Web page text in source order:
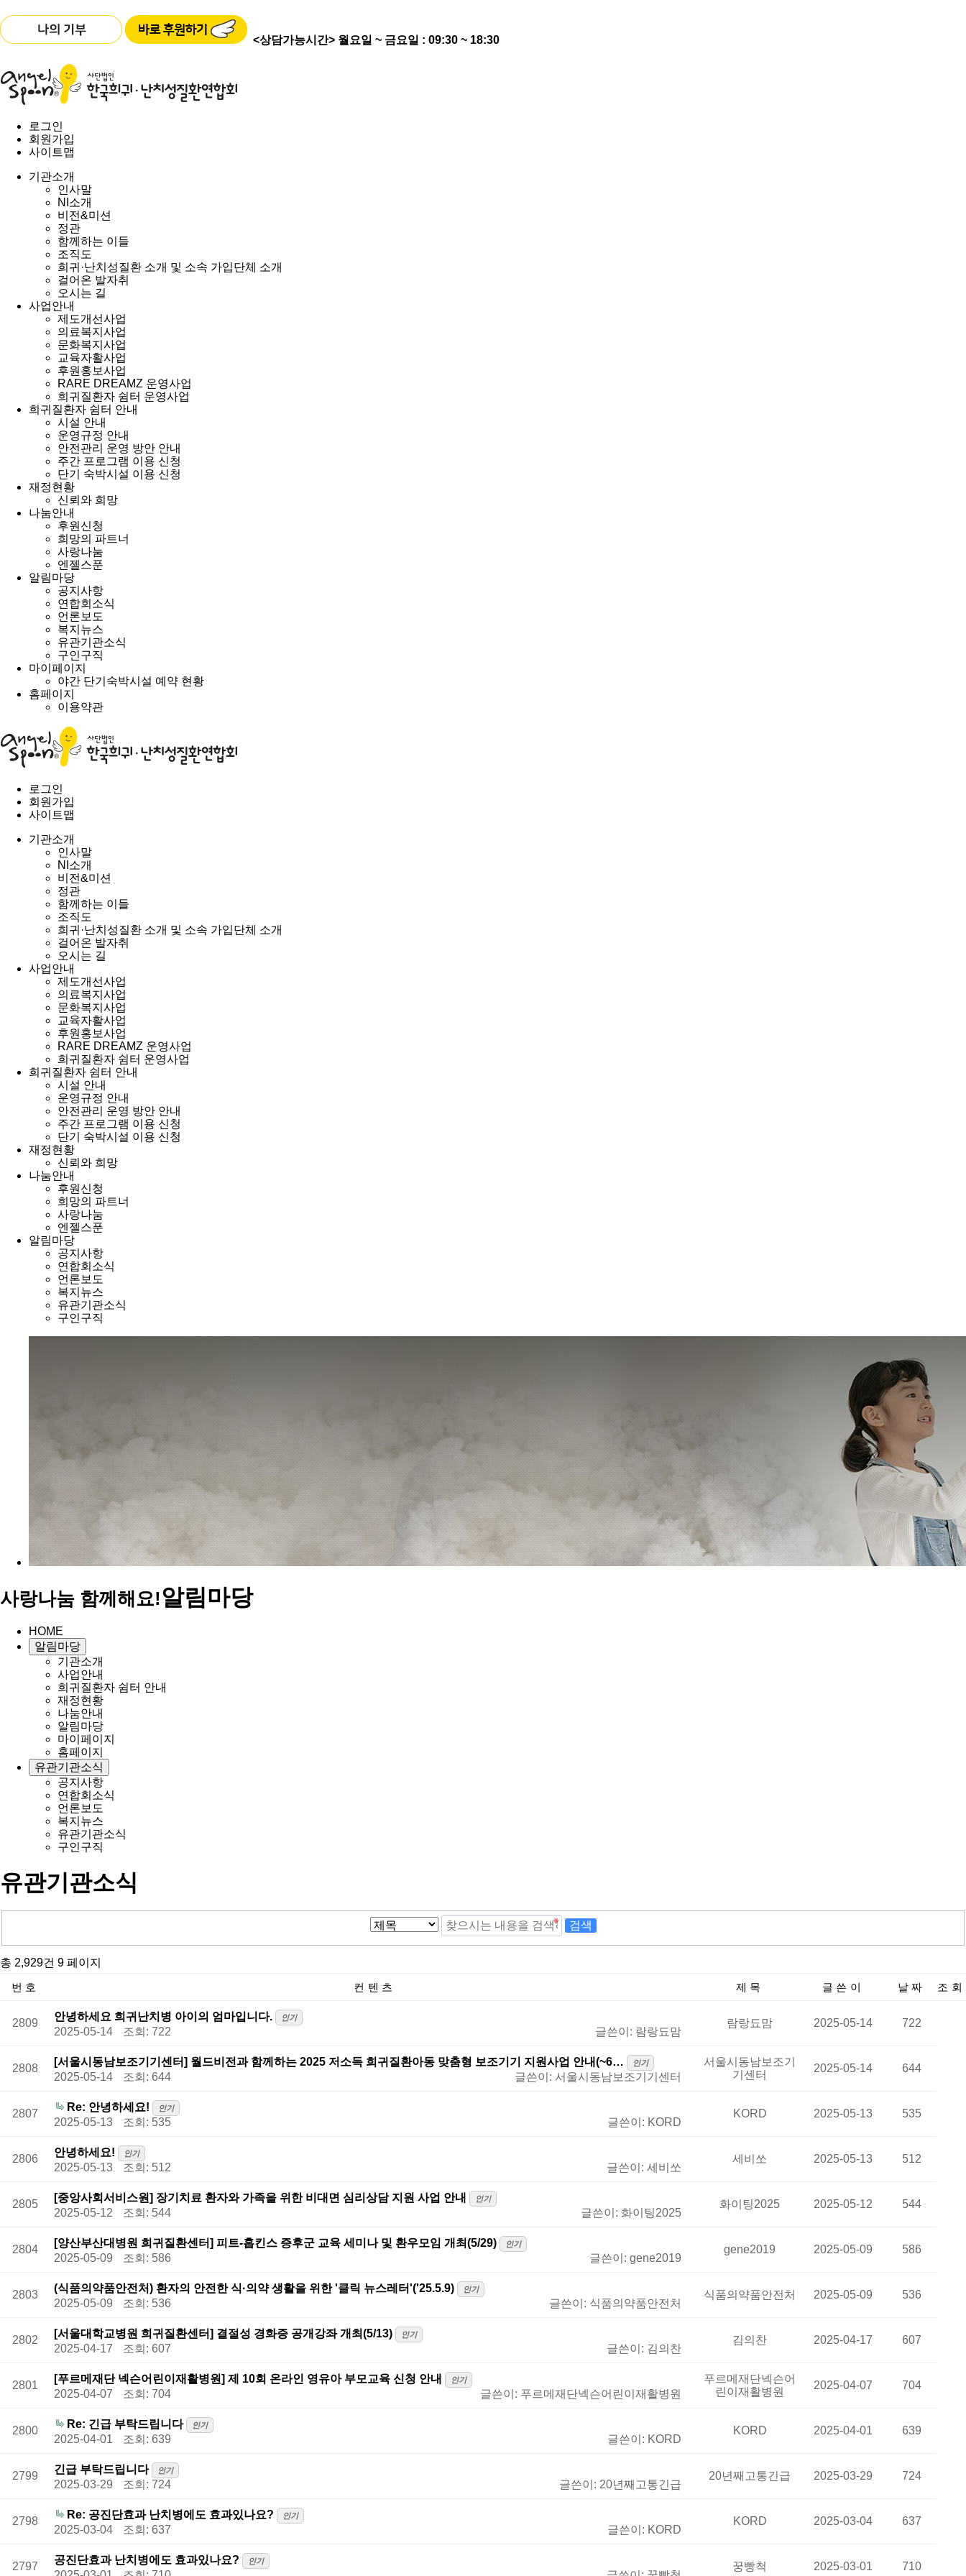
<상담가능시간> 월요일 ~ 금요일 : 09:30 ~ 18:30
로그인
회원가입
사이트맵
기관소개
인사말
NI소개
비전&미션
정관
함께하는 이들
조직도
희귀·난치성질환 소개 및 소속 가입단체 소개
걸어온 발자취
오시는 길
사업안내
제도개선사업
의료복지사업
문화복지사업
교육자활사업
후원홍보사업
RARE DREAMZ 운영사업
희귀질환자 쉼터 운영사업
희귀질환자 쉼터 안내
시설 안내
운영규정 안내
안전관리 운영 방안 안내
주간 프로그램 이용 신청
단기 숙박시설 이용 신청
재정현황
신뢰와 희망
나눔안내
후원신청
희망의 파트너
사랑나눔
엔젤스푼
알림마당
공지사항
연합회소식
언론보도
복지뉴스
유관기관소식
구인구직
마이페이지
야간 단기숙박시설 예약 현황
홈페이지
이용약관
로그인
회원가입
사이트맵
기관소개
인사말
NI소개
비전&미션
정관
함께하는 이들
조직도
희귀·난치성질환 소개 및 소속 가입단체 소개
걸어온 발자취
오시는 길
사업안내
제도개선사업
의료복지사업
문화복지사업
교육자활사업
후원홍보사업
RARE DREAMZ 운영사업
희귀질환자 쉼터 운영사업
희귀질환자 쉼터 안내
시설 안내
운영규정 안내
안전관리 운영 방안 안내
주간 프로그램 이용 신청
단기 숙박시설 이용 신청
재정현황
신뢰와 희망
나눔안내
후원신청
희망의 파트너
사랑나눔
엔젤스푼
알림마당
공지사항
연합회소식
언론보도
복지뉴스
유관기관소식
구인구직
사랑나눔 함께해요!알림마당
HOME
알림마당
기관소개
사업안내
희귀질환자 쉼터 안내
재정현황
나눔안내
알림마당
마이페이지
홈페이지
유관기관소식
공지사항
연합회소식
언론보도
복지뉴스
유관기관소식
구인구직
유관기관소식
총 2,929건 9 페이지
번호
컨텐츠 제목 글쓴이 날짜 조회
2809
안녕하세요 희귀난치병 아이의 엄마입니다. 인기
2025-05-14 조회: 722 글쓴이: 람랑됴맘
람랑됴맘 2025-05-14 722
2808
[서울시동남보조기기센터] 월드비전과 함께하는 2025 저소득 희귀질환아동 맞춤형 보조기기 지원사업 안내(~6… 인기
2025-05-14 조회: 644 글쓴이: 서울시동남보조기기센터
서울시동남보조기
기센터
2025-05-14 644
2807
Re: 안녕하세요! 인기
2025-05-13 조회: 535 글쓴이: KORD
KORD 2025-05-13 535
2806
안녕하세요! 인기
2025-05-13 조회: 512 글쓴이: 세비쏘
세비쏘 2025-05-13 512
2805
[중앙사회서비스원] 장기치료 환자와 가족을 위한 비대면 심리상담 지원 사업 안내 인기
2025-05-12 조회: 544 글쓴이: 화이팅2025
화이팅2025 2025-05-12 544
2804
[양산부산대병원 희귀질환센터] 피트-홉킨스 증후군 교육 세미나 및 환우모임 개최(5/29) 인기
2025-05-09 조회: 586 글쓴이: gene2019
gene2019 2025-05-09 586
2803
(식품의약품안전처) 환자의 안전한 식·의약 생활을 위한 '클릭 뉴스레터'('25.5.9) 인기
2025-05-09 조회: 536 글쓴이: 식품의약품안전처
식품의약품안전처 2025-05-09 536
2802
[서울대학교병원 희귀질환센터] 결절성 경화증 공개강좌 개최(5/13) 인기
2025-04-17 조회: 607 글쓴이: 김의찬
김의찬 2025-04-17 607
2801
[푸르메재단 넥슨어린이재활병원] 제 10회 온라인 영유아 부모교육 신청 안내 인기
2025-04-07 조회: 704 글쓴이: 푸르메재단넥슨어린이재활병원
푸르메재단넥슨어
린이재활병원
2025-04-07 704
2800
Re: 긴급 부탁드립니다 인기
2025-04-01 조회: 639 글쓴이: KORD
KORD 2025-04-01 639
2799
긴급 부탁드립니다 인기
2025-03-29 조회: 724 글쓴이: 20년째고통긴급
20년째고통긴급 2025-03-29 724
2798
Re: 공진단효과 난치병에도 효과있나요? 인기
2025-03-04 조회: 637 글쓴이: KORD
KORD 2025-03-04 637
2797
공진단효과 난치병에도 효과있나요? 인기 꿍빵척 2025-03-01 710